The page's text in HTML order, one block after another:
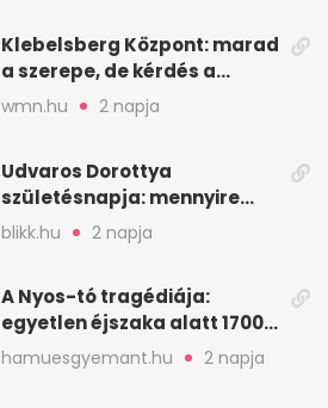
Klebelsberg Központ: marad
a szerepe, de kérdés a
hitelessége
wmn.hu 2 napja
Udvaros Dorottya
születésnapja: mennyire
ismered a filmszerepeit?
blikk.hu 2 napja
A Nyos-tó tragédiája:
egyetlen éjszaka alatt 1700
ember halt meg
hamuesgyemant.hu 2 napja